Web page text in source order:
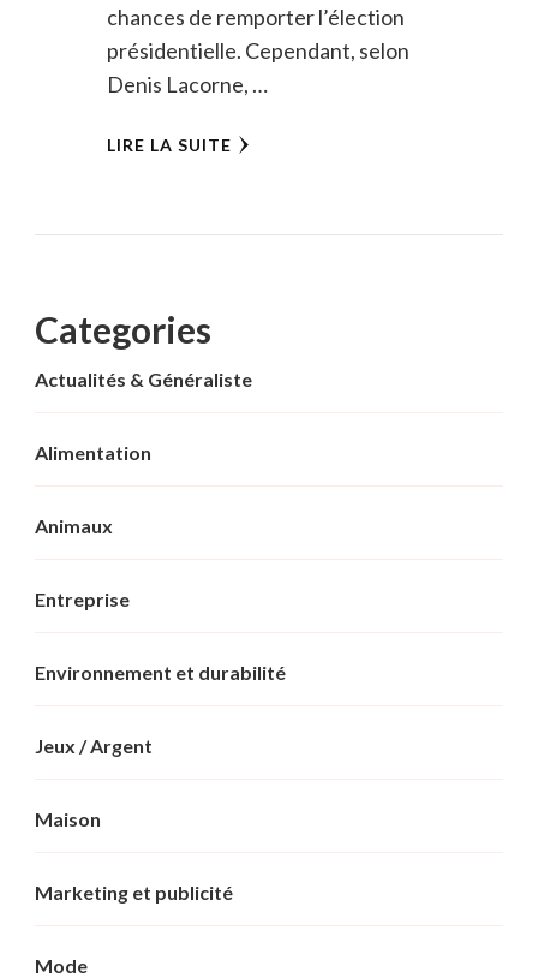
chances de remporter l’élection
présidentielle. Cependant, selon
Denis Lacorne, …
LIRE LA SUITE
Categories
Actualités & Généraliste
Alimentation
Animaux
Entreprise
Environnement et durabilité
Jeux / Argent
Maison
Marketing et publicité
Mode